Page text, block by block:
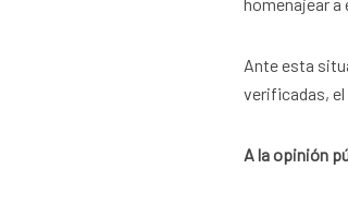
Ante esta
verificadas,
A la opinión